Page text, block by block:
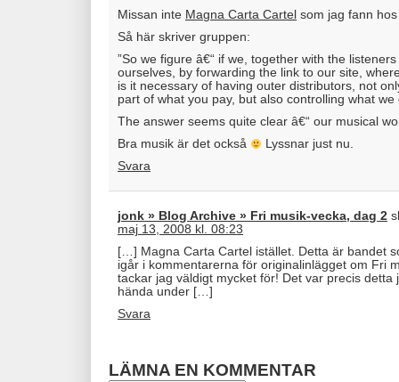
Missan inte Magna Carta Cartel som jag fann
Så här skriver gruppen:
”So we figure â€“ if we, together with the
ourselves, by forwarding the link to our site,
is it necessary of having outer distributors, not
part of what you pay, but also controlling what
The answer seems quite clear â€“ our musical
Bra musik är det också
Lyssnar just nu.
Svara
jonk » Blog Archive » Fri musik-vecka, dag 2
maj 13, 2008 kl. 08:23
[…] Magna Carta Cartel istället. Detta är bandet
igår i kommentarerna för originalinlägget om Fri
tackar jag väldigt mycket för! Det var precis detta
hända under […]
Svara
LÄMNA EN KOMMENTAR